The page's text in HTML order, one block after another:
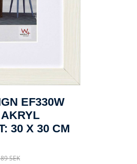
EF330W
30 X 30 CM
SEK